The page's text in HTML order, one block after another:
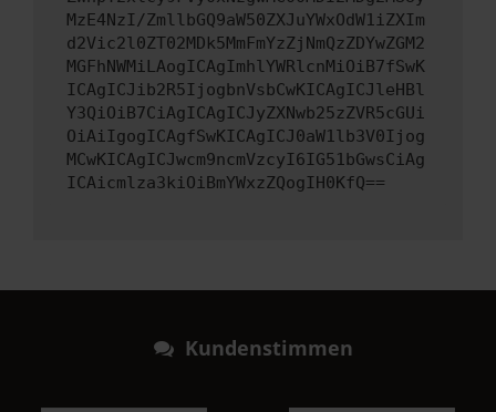
MzE4NzI/ZmllbGQ9aW50ZXJuYWxOdW1iZXIm
d2Vic2l0ZT02MDk5MmFmYzZjNmQzZDYwZGM2
MGFhNWMiLAogICAgImhlYWRlcnMiOiB7fSwK
ICAgICJib2R5IjogbnVsbCwKICAgICJleHBl
Y3QiOiB7CiAgICAgICJyZXNwb25zZVR5cGUi
OiAiIgogICAgfSwKICAgICJ0aW1lb3V0Ijog
MCwKICAgICJwcm9ncmVzcyI6IG51bGwsCiAg
ICAicmlza3kiOiBmYWxzZQogIH0KfQ==
Kundenstimmen